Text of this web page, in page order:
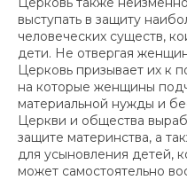
выступать в защиту
человеческих существ,
дети. Не отвергая
Церковь призывает их к
на которые женщины
материальной нужды и
Церкви и общества
защите материнства, а
для усыновления детей,
может самостоятельно